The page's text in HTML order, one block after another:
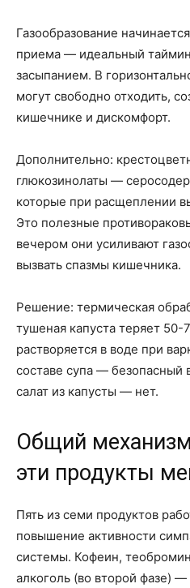
Газообразование
приема — идеальный
засыпанием. В
могут свободно отходить,
кишечнике и дискомфорт.
Дополнительно:
глюкозинолаты —
которые при расщеплении
Это полезные
вечером они усиливают
вызвать спазмы кишечника.
Решение: термическая
тушеная капуста теряет 50-
растворяется в воде при
составе супа — безопасный
салат из капусты — нет.
Общий
эти продукты
Пять из семи продуктов
повышение активности
системы. Кофеин,
алкоголь (во второй фазе)